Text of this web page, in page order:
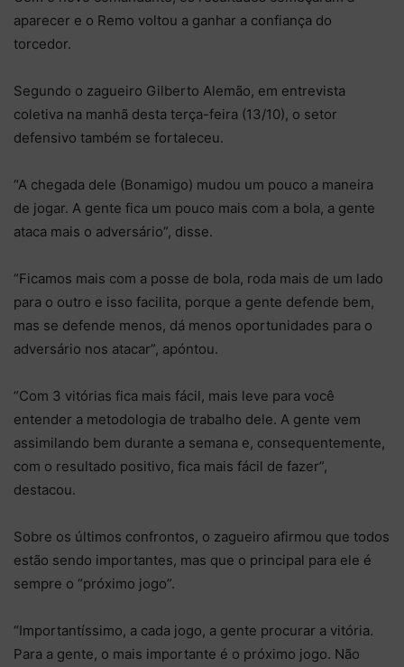
aparecer e o Remo voltou a ganhar a confiança do
torcedor.
Segundo o zagueiro Gilberto Alemão, em entrevista
coletiva na manhã desta terça-feira (13/10), o setor
defensivo também se fortaleceu.
“A chegada dele (Bonamigo) mudou um pouco a maneira
de jogar. A gente fica um pouco mais com a bola, a gente
ataca mais o adversário”, disse.
“Ficamos mais com a posse de bola, roda mais de um lado
para o outro e isso facilita, porque a gente defende bem,
mas se defende menos, dá menos oportunidades para o
adversário nos atacar”, apóntou.
“Com 3 vitórias fica mais fácil, mais leve para você
entender a metodologia de trabalho dele. A gente vem
assimilando bem durante a semana e, consequentemente,
com o resultado positivo, fica mais fácil de fazer”,
destacou.
Sobre os últimos confrontos, o zagueiro afirmou que todos
estão sendo importantes, mas que o principal para ele é
sempre o “próximo jogo”.
“Importantíssimo, a cada jogo, a gente procurar a vitória.
Para a gente, o mais importante é o próximo jogo. Não